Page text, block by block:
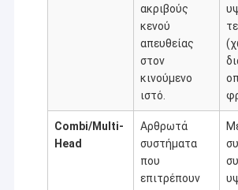
Μηχανή επιστρώματος εξώθησης
μηχάνημα επίστρωσης του χαρτιού
Πλαισιωμένη διπλάσιο μηχανή
Μέρη μηχανών ελασματοποίησης
Φγμένη λειωμένο μέταλλο μηχανή
ακριβούς
κενού
απευθείας
στον
κινούμενο
ιστό.
Combi/Multi-
Head
Αρθρωτά
συστήματα
που
επιτρέπουν
στρώσης με ακονισμό, μαζί με
θα δημιουργήσουμε ένα καλύτερο
έξυπνων, πιο αποδοτικών και πιο